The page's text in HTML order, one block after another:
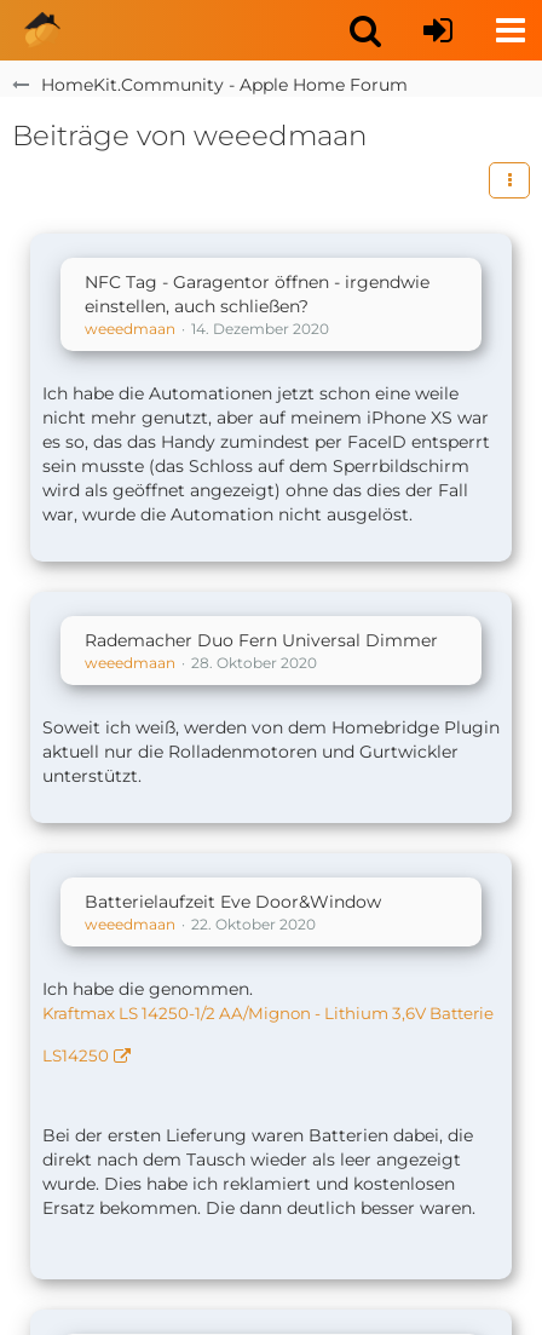
HomeKit.Community - Apple Home Forum
Beiträge von weeedmaan
NFC Tag - Garagentor öffnen - irgendwie
einstellen, auch schließen?
weeedmaan 14. Dezember 2020
Ich habe die Automationen jetzt schon eine weile
nicht mehr genutzt, aber auf meinem iPhone XS war
es so, das das Handy zumindest per FaceID entsperrt
sein musste (das Schloss auf dem Sperrbildschirm
wird als geöffnet angezeigt) ohne das dies der Fall
war, wurde die Automation nicht ausgelöst.
Rademacher Duo Fern Universal Dimmer
weeedmaan 28. Oktober 2020
Soweit ich weiß, werden von dem Homebridge Plugin
aktuell nur die Rolladenmotoren und Gurtwickler
unterstützt.
Batterielaufzeit Eve Door&Window
weeedmaan 22. Oktober 2020
Ich habe die genommen.
Kraftmax LS 14250-1/2 AA/Mignon - Lithium 3,6V Batterie
LS14250
Bei der ersten Lieferung waren Batterien dabei, die
direkt nach dem Tausch wieder als leer angezeigt
wurde. Dies habe ich reklamiert und kostenlosen
Ersatz bekommen. Die dann deutlich besser waren.